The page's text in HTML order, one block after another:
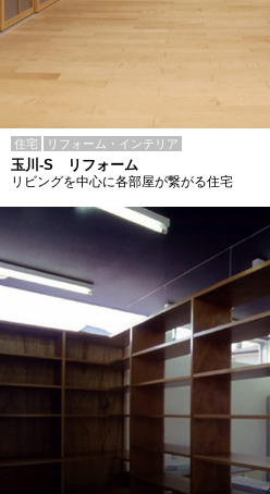
住宅 リフォーム・インテリア
玉川-S リフォーム
リビングを中心に各部屋が繋がる住宅